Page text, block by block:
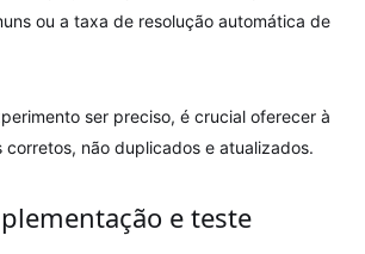
ou a taxa de resolução automática de
ser preciso, é crucial oferecer à
não duplicados e atualizados.
e teste